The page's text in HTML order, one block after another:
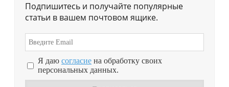
Подпишитесь и получайте популярные
статьи в вашем почтовом ящике.
Я даю согласие на обработку своих
персональных данных.